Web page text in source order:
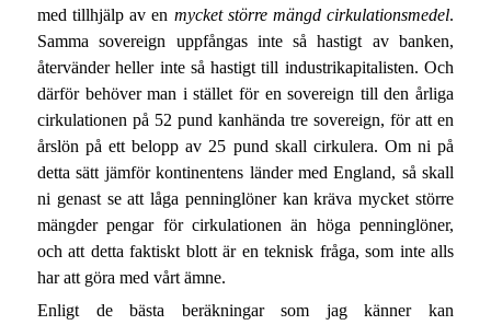
med tillhjälp av en mycket större mängd cirkulationsmedel.
Samma sovereign uppfångas inte så hastigt av banken,
återvänder heller inte så hastigt till industrikapitalisten. Och
därför behöver man i stället för en sovereign till den årliga
cirkulationen på 52 pund kanhända tre sovereign, för att en
årslön på ett belopp av 25 pund skall cirkulera. Om ni på
detta sätt jämför kontinentens länder med England, så skall
ni genast se att låga penninglöner kan kräva mycket större
mängder pengar för cirkulationen än höga penninglöner,
och att detta faktiskt blott är en teknisk fråga, som inte alls
har att göra med vårt ämne.
Enligt de bästa beräkningar som jag känner kan